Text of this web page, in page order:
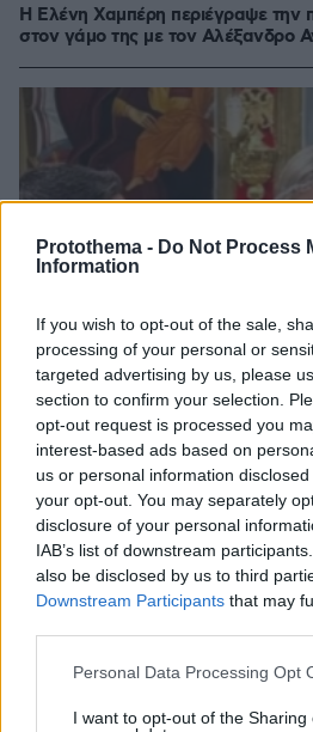
Protothema - Do Not Process
Information
If you wish to opt-out of the sale,
processing of your personal or
targeted advertising by us, please
section to confirm your selection.
opt-out request is processed you
interest-based ads based on
us or personal information
your opt-out. You may separately
disclosure of your personal
IAB’s list of downstream
also be disclosed by us to third
Downstream Participants that may
Please note that this website/app
not limited to your visit or usage
Personal Data Processing Opt
I want to opt-out of the Sharing
Η Ελένη Χαμπέρη περιέγραψε την
στον γάμο της με τον Αλέξανδρο
Παντρεύτηκε η πρώην παίκτρια
28.10.2024, 11:35